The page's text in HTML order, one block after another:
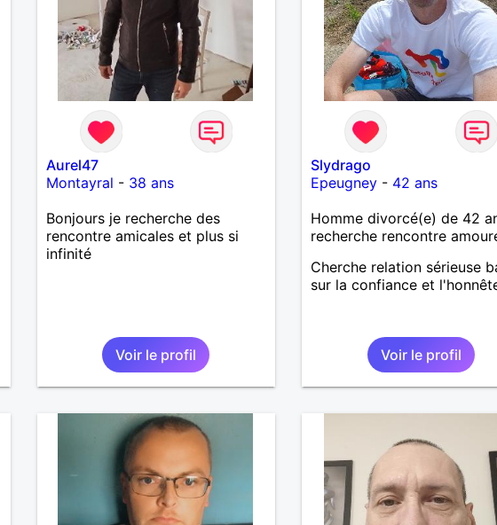
Aurel47
Montayral - 38 ans
Bonjours je recherche des
rencontre amicales et plus si
infinité
Voir le profil
Slydrago
Epeugney - 42 ans
Homme divorcé(e) de 42
recherche rencontre
Cherche relation sérieuse
sur la confiance et
Voir le profil